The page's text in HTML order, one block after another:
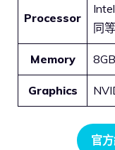
Processor
同
Memory 8GB
Graphics
官